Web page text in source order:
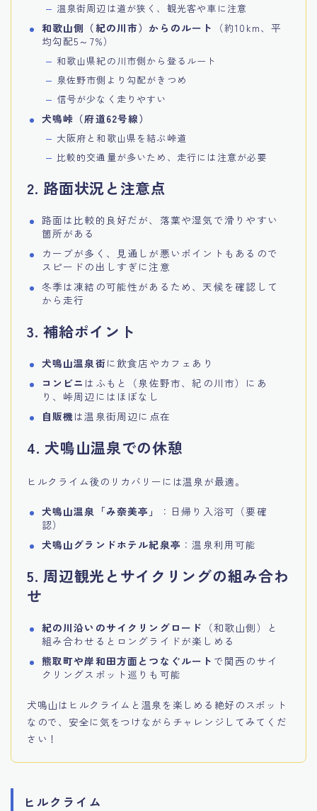
温泉街周辺は道が狭く、観光客や車に注意
和歌山側（紀の川市）からのルート
（約10km、平
均勾配5～7%）
和歌山県紀の川市側から登るルート
泉佐野市側より勾配がきつめ
信号が少なく走りやすい
犬鳴峠（府道62号線）
大阪府と和歌山県を結ぶ峠道
比較的交通量が多いため、走行には注意が必要
2. 路面状況と注意点
路面は比較的良好だが、落葉や湿気で滑りやすい
箇所がある
カーブが多く、見通しが悪いポイントもあるので
スピードの出しすぎに注意
冬季は凍結の可能性があるため、天候を確認して
から走行
3. 補給ポイント
犬鳴山温泉街 に飲食店やカフェあり
コンビニ はふもと（泉佐野市、紀の川市）にあ
り、峠周辺にはほぼなし
自販機は温泉街周辺に点在
4. 犬鳴山温泉での休憩
ヒルクライム後のリカバリーには温泉が最適。
犬鳴山温泉「み奈美亭」
：日帰り入浴可（要確
認）
犬鳴山グランドホテル紀泉亭 ：温泉利用可能
5. 周辺観光とサイクリングの組み合わ
せ
紀の川沿いのサイクリングロード （和歌山側）と
組み合わせるとロングライドが楽しめる
熊取町や岸和田方面とつなぐルート で関西のサイ
クリングスポット巡りも可能
犬鳴山はヒルクライムと温泉を楽しめる絶好のスポット
なので、安全に気をつけながらチャレンジしてみてくだ
さい！
ヒルクライム